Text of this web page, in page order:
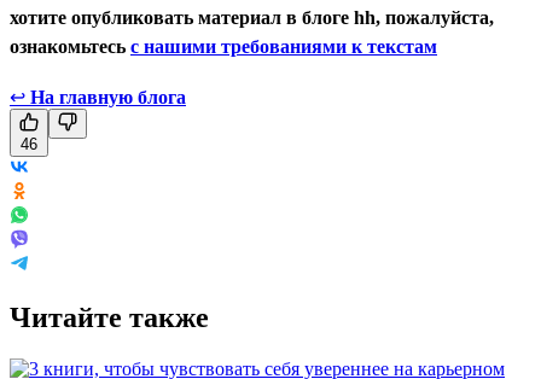
хотите опубликовать материал в блоге hh, пожалуйста,
ознакомьтесь с нашими требованиями к текстам
↩ На главную блога
46
Читайте также